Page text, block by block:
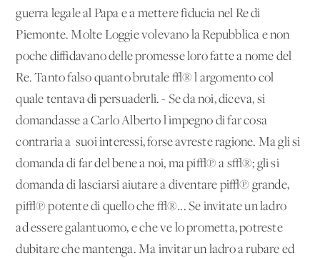
guerra legale al Papa e a mettere fiducia nel Re di
Piemonte. Molte Loggie volevano la Repubblica e non
poche diffidavano delle promesse loro fatte a nome del
Re. Tanto falso quanto brutale √® l'argomento col
quale tentava di persuaderli. - Se da noi, diceva, si
domandasse a Carlo Alberto l'impegno di far cosa
contraria a' suoi interessi, forse avreste ragione. Ma gli si
domanda di far del bene a noi, ma pi√π a s√®; gli si
domanda di lasciarsi aiutare a diventare pi√π grande,
pi√π potente di quello che √®... Se invitate un ladro
ad essere galantuomo, e che ve lo prometta, potreste
dubitare che mantenga. Ma invitar un ladro a rubare ed